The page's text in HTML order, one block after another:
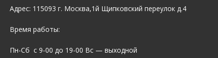
Адрес: 115093 г. Москва,1й Щипковский переулок д.4
Время работы:
Пн-Сб с 9-00 до 19-00 Вс — выходной